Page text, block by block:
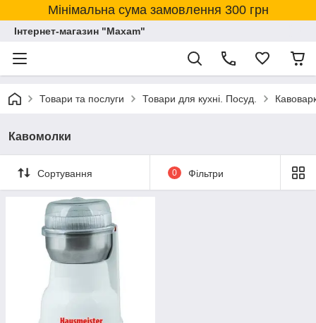
Мінімальна сума замовлення 300 грн
Інтернет-магазин "Maxam"
Товари та послуги Товари для кухні. Посуд.
Кавомолки
Сортування 0 Фільтри